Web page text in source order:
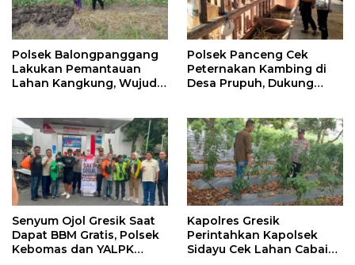
Polsek Balongpanggang
Lakukan Pemantauan
Lahan Kangkung, Wujud
Polsek Panceng Cek
Peternakan Kambing di
Desa Prupuh, Dukung
Senyum Ojol Gresik Saat
Dapat BBM Gratis, Polsek
Kebomas dan YALPK
Kapolres Gresik
Perintahkan Kapolsek
Sidayu Cek Lahan Cabai